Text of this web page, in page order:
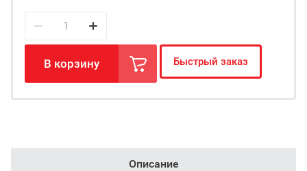
В корзину Быстрый заказ
Описание